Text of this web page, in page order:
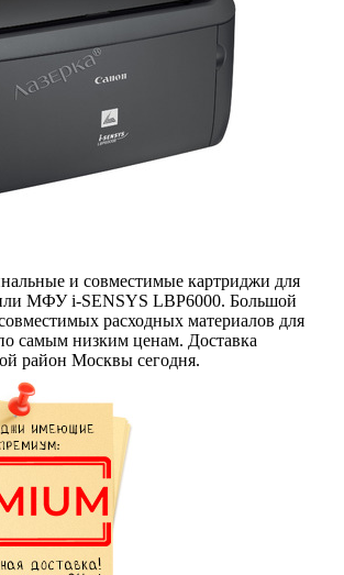
и совместимые картриджи для
МФУ i-SENSYS LBP6000. Большой
расходных материалов для
самым низким ценам. Доставка
район Москвы сегодня.